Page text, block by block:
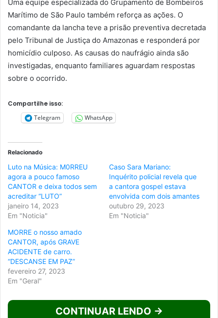
Uma equipe especializada do Grupamento de Bombeiros
Marítimo de São Paulo também reforça as ações. O
comandante da lancha teve a prisão preventiva decretada
pelo Tribunal de Justiça do Amazonas e responderá por
homicídio culposo. As causas do naufrágio ainda são
investigadas, enquanto familiares aguardam respostas
sobre o ocorrido.
Compartilhe isso:
Telegram
WhatsApp
Relacionado
Luto na Música: M0RREU
agora a pouco famoso
CANTOR e deixa todos sem
acreditar “LUTO”
janeiro 14, 2023
Em "Noticia"
Caso Sara Mariano:
Inquérito policial revela que
a cantora gospel estava
envolvida com dois amantes
outubro 29, 2023
Em "Noticia"
MORRE o nosso amado
CANTOR, após GRAVE
ACIDENTE de carro.
“DESCANSE EM PAZ”
fevereiro 27, 2023
Em "Geral"
CONTINUAR LENDO →